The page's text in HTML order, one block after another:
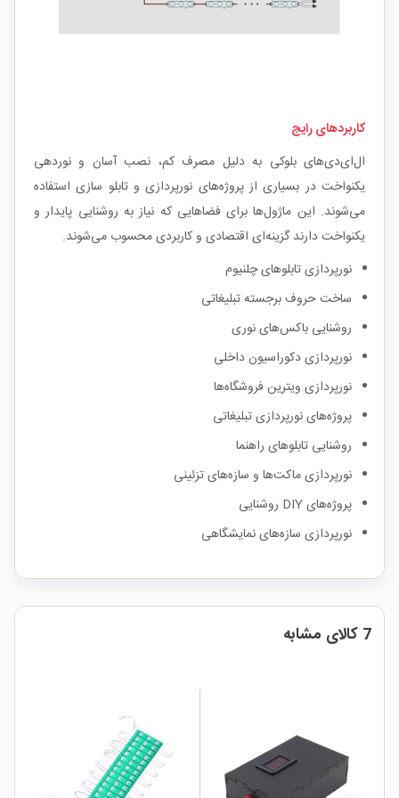
کاربردهای رایج
ال‌ای‌دی‌های بلوکی به دلیل مصرف کم، نصب آسان و نوردهی
یکنواخت در بسیاری از پروژه‌های نورپردازی و تابلو سازی استفاده
می‌شوند. این ماژول‌ها برای فضاهایی که نیاز به روشنایی پایدار و
یکنواخت دارند گزینه‌ای اقتصادی و کاربردی محسوب می‌شوند.
نورپردازی تابلوهای چلنیوم
ساخت حروف برجسته تبلیغاتی
روشنایی باکس‌های نوری
نورپردازی دکوراسیون داخلی
نورپردازی ویترین فروشگاه‌ها
پروژه‌های نورپردازی تبلیغاتی
روشنایی تابلوهای راهنما
نورپردازی ماکت‌ها و سازه‌های تزئینی
پروژه‌های DIY روشنایی
نورپردازی سازه‌های نمایشگاهی
7 کالای مشابه